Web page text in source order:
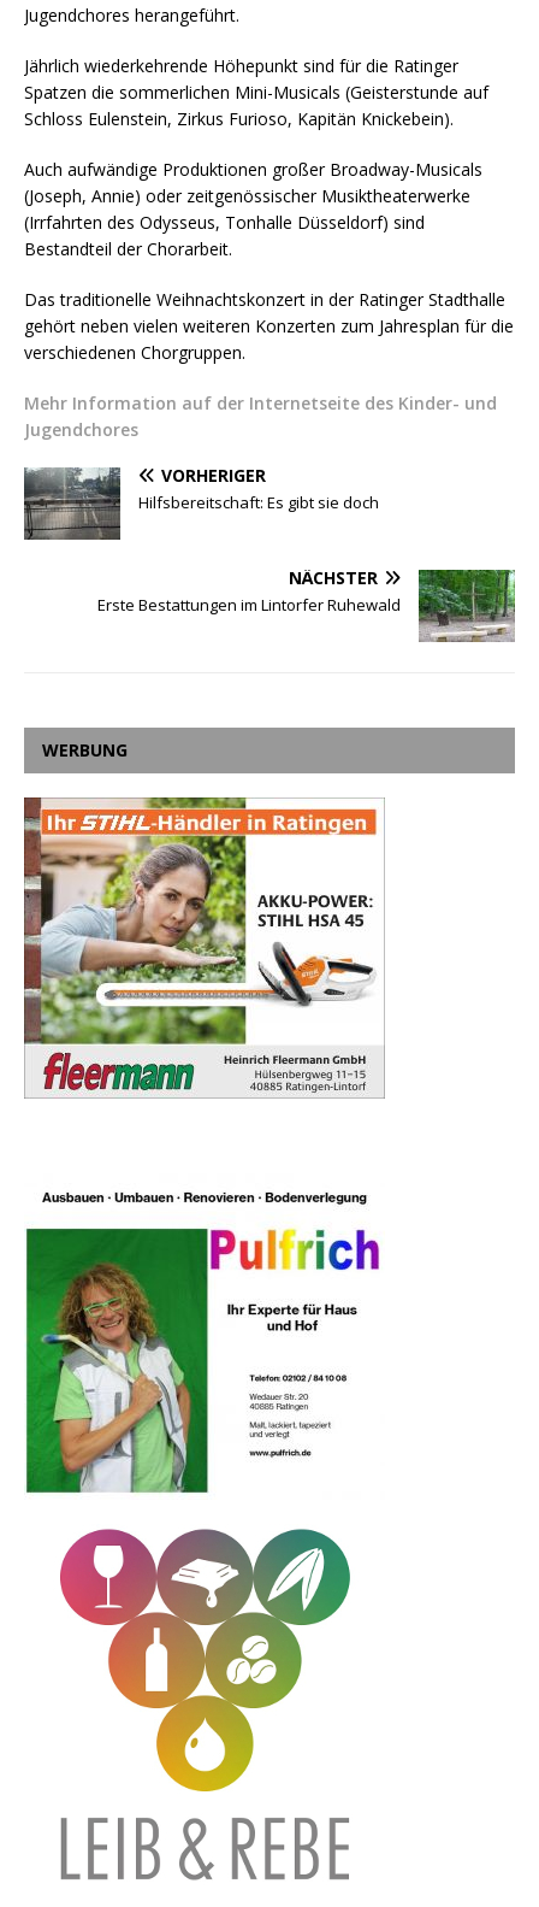
Jugendchores herangeführt.
Jährlich wiederkehrende Höhepunkt sind für die Ratinger
Spatzen die sommerlichen Mini-Musicals (Geisterstunde auf
Schloss Eulenstein, Zirkus Furioso, Kapitän Knickebein).
Auch aufwändige Produktionen großer Broadway-Musicals
(Joseph, Annie) oder zeitgenössischer Musiktheaterwerke
(Irrfahrten des Odysseus, Tonhalle Düsseldorf) sind
Bestandteil der Chorarbeit.
Das traditionelle Weihnachtskonzert in der Ratinger Stadthalle
gehört neben vielen weiteren Konzerten zum Jahresplan für die
verschiedenen Chorgruppen.
Mehr Information auf der Internetseite des Kinder- und
Jugendchores
VORHERIGER
Hilfsbereitschaft: Es gibt sie doch
NÄCHSTER
Erste Bestattungen im Lintorfer Ruhewald
WERBUNG